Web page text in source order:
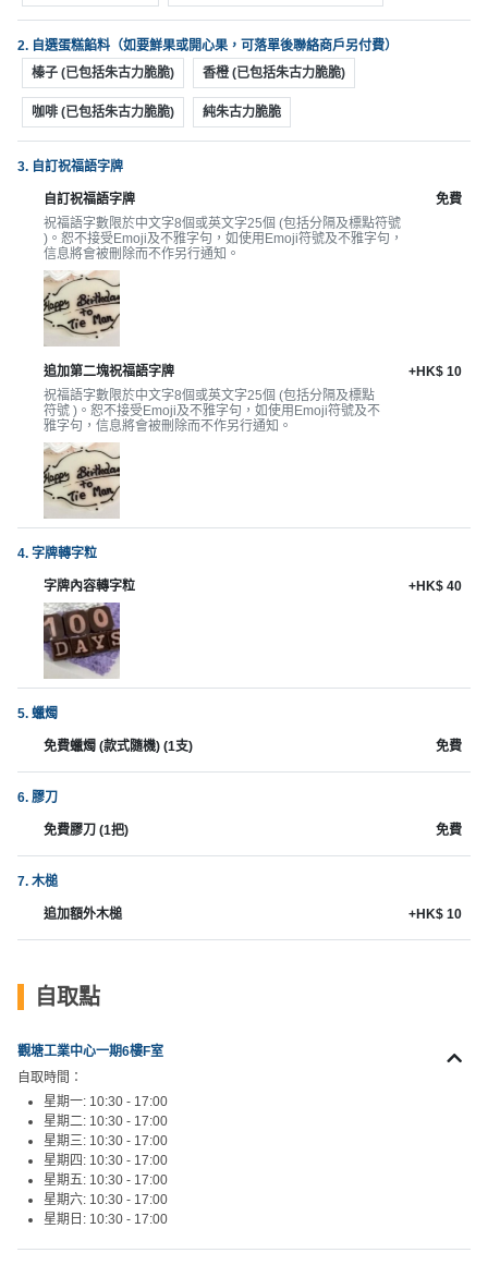
即
食
即
煮
系
聚
會
及
拍
拖
餐
場
地
新
奇
玩
樂
體
驗
手
工
作
坊
戶
樂
艇
出
租
2. 自選蛋糕餡料（如要鮮果或開心果，可落單後聯絡商戶另付費）
榛子 (已包括朱古力脆脆)
香橙 (已包括朱古力脆脆)
咖啡 (已包括朱古力脆脆) 純朱古力脆脆
3. 自訂祝福語字牌
自訂祝福語字牌
祝福語字數限於中文字8個或英文字25個 (包括分隔及標點符號
)。恕不接受Emoji及不雅字句，如使用Emoji符號及不雅字句，
信息將會被刪除而不作另行通知。
免費
追加第二塊祝福語字牌
祝福語字數限於中文字8個或英文字25個 (包括分隔及標點
符號 )。恕不接受Emoji及不雅字句，如使用Emoji符號及不
雅字句，信息將會被刪除而不作另行通知。
+HK$ 10
4. 字牌轉字粒
字牌內容轉字粒 +HK$ 40
5. 蠟燭
免費蠟燭 (款式隨機) (1支) 免費
6. 膠刀
免費膠刀 (1把) 免費
7. 木槌
追加額外木槌 +HK$ 10
自取點
觀塘工業中心一期6樓F室
自取時間：
星期一: 10:30 - 17:00
星期二: 10:30 - 17:00
星期三: 10:30 - 17:00
星期四: 10:30 - 17:00
星期五: 10:30 - 17:00
星期六: 10:30 - 17:00
星期日: 10:30 - 17:00